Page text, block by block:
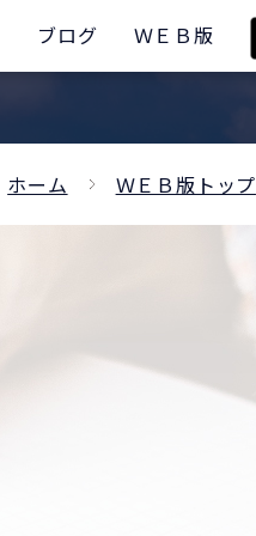
ブログ ＷＥＢ版
ホーム ＷＥＢ版トップ